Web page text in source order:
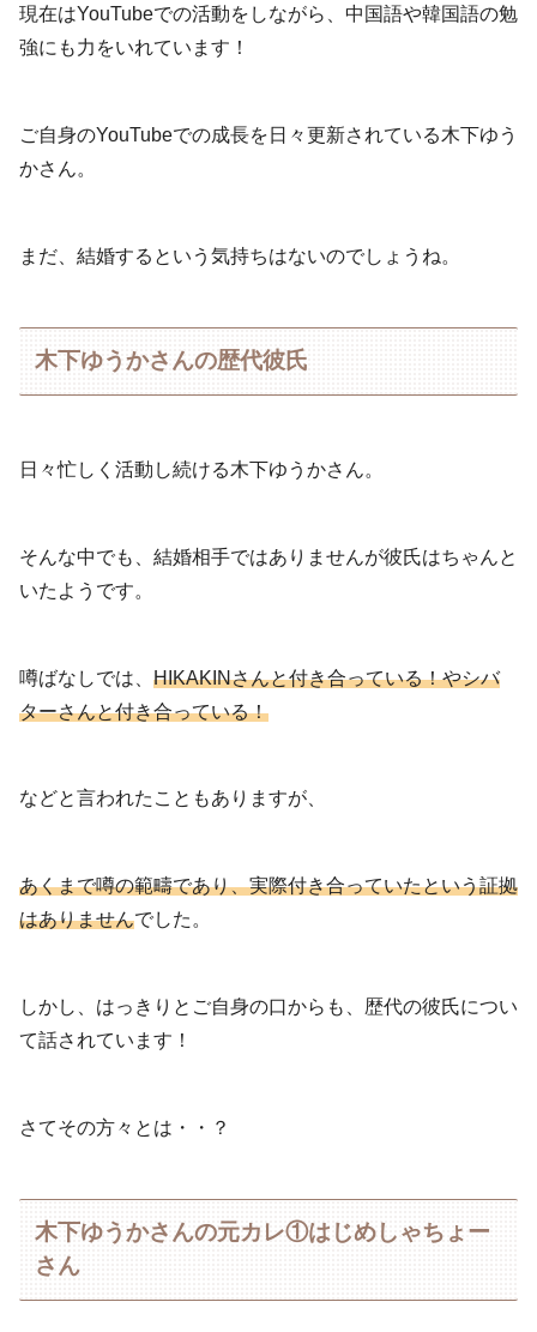
現在はYouTubeでの活動をしながら、中国語や韓国語の勉
強にも力をいれています！
ご自身のYouTubeでの成長を日々更新されている木下ゆう
かさん。
まだ、結婚するという気持ちはないのでしょうね。
木下ゆうかさんの歴代彼氏
日々忙しく活動し続ける木下ゆうかさん。
そんな中でも、結婚相手ではありませんが彼氏はちゃんと
いたようです。
噂ばなしでは、 HIKAKINさんと付き合っている！やシバ
ターさんと付き合っている！
などと言われたこともありますが、
あくまで噂の範疇であり、実際付き合っていたという証拠
はありませんでした。
しかし、はっきりとご自身の口からも、歴代の彼氏につい
て話されています！
さてその方々とは・・？
木下ゆうかさんの元カレ①はじめしゃちょー
さん